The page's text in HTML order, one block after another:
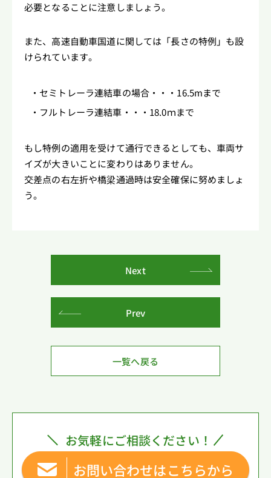
必要となることに注意しましょう。
また、高速自動車国道に関しては「長さの特例」も設
けられています。
セミトレーラ連結車の場合・・・16.5mまで
フルトレーラ連結車・・・18.0ｍまで
もし特例の適用を受けて通行できるとしても、車両サ
イズが大きいことに変わりはありません。
交差点の右左折や橋梁通過時は安全確保に努めましょ
う。
Prev
Next
一覧へ戻る
お気軽にご相談ください！
お問い合わせはこちらから